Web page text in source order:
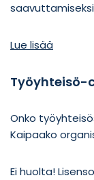
Lue lisää
Työyhteisö-
Onko
Kaipaako
Ei huolta!